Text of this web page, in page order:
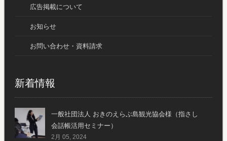
広告掲載について
お知らせ
お問い合わせ・資料請求
新着情報
一般社団法人 おきのえらぶ島観光協会様（指さし
会話帳活用セミナー）
2月 05, 2024